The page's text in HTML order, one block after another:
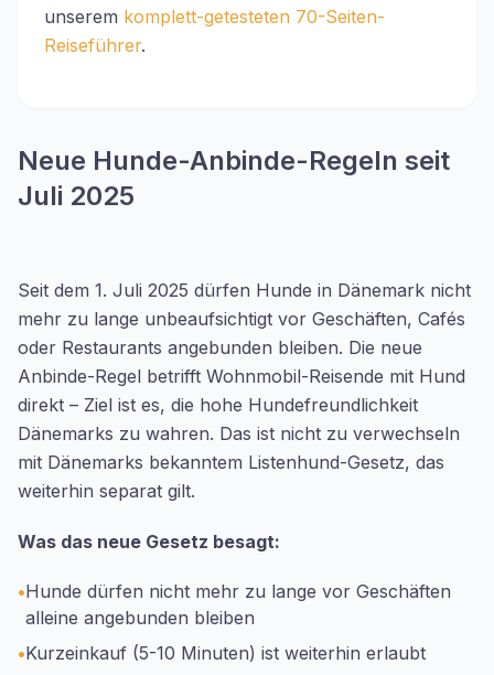
unserem komplett-getesteten 70-Seiten-
Reiseführer.
Neue Hunde-Anbinde-Regeln seit
Juli 2025
Seit dem 1. Juli 2025 dürfen Hunde in Dänemark nicht
mehr zu lange unbeaufsichtigt vor Geschäften, Cafés
oder Restaurants angebunden bleiben. Die neue
Anbinde-Regel betrifft Wohnmobil-Reisende mit Hund
direkt – Ziel ist es, die hohe Hundefreundlichkeit
Dänemarks zu wahren. Das ist nicht zu verwechseln
mit Dänemarks bekanntem Listenhund-Gesetz, das
weiterhin separat gilt.
Was das neue Gesetz besagt:
•Hunde dürfen nicht mehr zu lange vor Geschäften
alleine angebunden bleiben
•Kurzeinkauf (5-10 Minuten) ist weiterhin erlaubt